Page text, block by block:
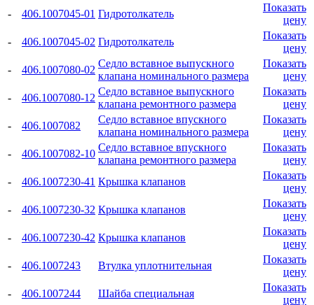
-
406.1007045-01 Гидротолкатель
Показать
цену
-
406.1007045-02 Гидротолкатель
Показать
цену
-
406.1007080-02
Седло вставное выпускного
клапана номинального размера
Показать
цену
-
406.1007080-12
Седло вставное выпускного
клапана ремонтного размера
Показать
цену
-
406.1007082
Седло вставное впускного
клапана номинального размера
Показать
цену
-
406.1007082-10
Седло вставное впускного
клапана ремонтного размера
Показать
цену
-
406.1007230-41 Крышка клапанов
Показать
цену
-
406.1007230-32 Крышка клапанов
Показать
цену
-
406.1007230-42 Крышка клапанов
Показать
цену
-
406.1007243 Втулка уплотнительная
Показать
цену
-
406.1007244 Шайба специальная
Показать
цену